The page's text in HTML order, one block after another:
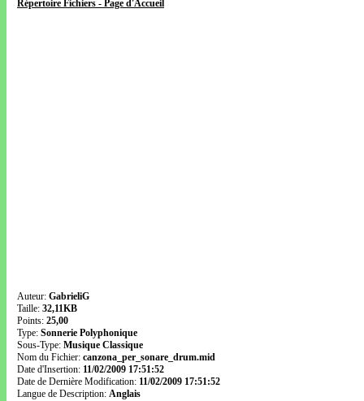
Répertoire Fichiers - Page d'Accueil
Auteur: GabrieliG
Taille: 32,11KB
Points: 25,00
Type: Sonnerie Polyphonique
Sous-Type: Musique Classique
Nom du Fichier: canzona_per_sonare_drum.mid
Date d'Insertion: 11/02/2009 17:51:52
Date de Dernière Modification: 11/02/2009 17:51:52
Langue de Description: Anglais